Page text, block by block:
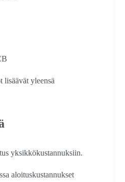
lisäävät yleensä
yksikkökustannuksiin.
aloituskustannukset